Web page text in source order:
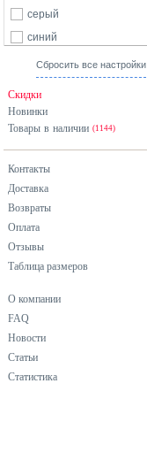
Puma
Schiesser
Stark Soul
WHISTLER
серый
синий
хаки
Сбросить все настройки
Скидки
Новинки
Товары в наличии (1144)
Контакты
Доставка
Возвраты
Оплата
Отзывы
Таблица размеров
О компании
FAQ
Новости
Статьи
Статистика